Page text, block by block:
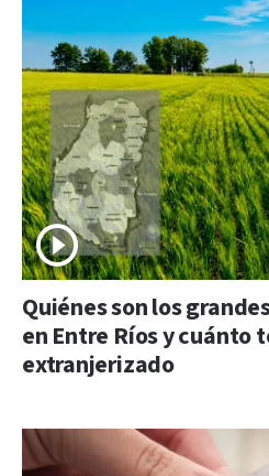
Quiénes son los
en Entre Ríos y cuánto
extranjerizado